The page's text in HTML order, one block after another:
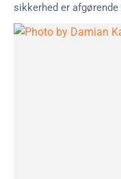
sikkerhed er